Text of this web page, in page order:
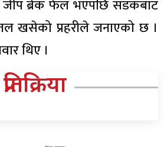
जीप ब्रेक फेल भएपछि सडकबाट
खसेको प्रहरीले जनाएको छ ।
थिए ।
प्रतिक्रिया